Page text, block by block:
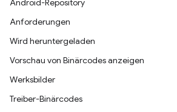
Android-Repository
Anforderungen
Wird heruntergeladen
Vorschau von Binärcodes anzeigen
Werksbilder
Treiber-Binärcodes